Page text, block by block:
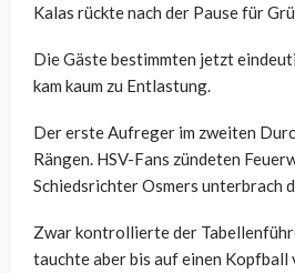
Kalas rückte nach der Pause für
Die Gäste bestimmten jetzt
kam kaum zu Entlastung.
Der erste Aufreger im zweiten
Rängen. HSV-Fans zündeten
Schiedsrichter Osmers unterbrach
Zwar kontrollierte der
tauchte aber bis auf einen Kopfball